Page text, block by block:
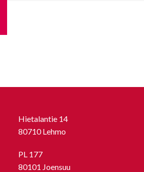
Hietalantie 14
80710 Lehmo
PL 177
80101 Joensuu